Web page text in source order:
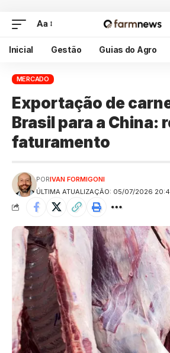
Aa
Inicial Gestão Guias do Agro
MERCADO
Exportação de
Brasil para a China:
faturamento
ÚLTIMA ATUALIZAÇÃO: 05/07/2026
PORIVAN FORMIGONI